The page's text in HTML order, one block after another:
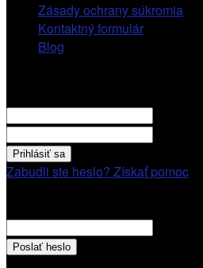
Zásady ochrany súkromia
Kontaktný formulár
Blog
Zabudli ste heslo? Získať pomoc